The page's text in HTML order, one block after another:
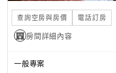
單
管
理
查詢空房與房價 電話訂房
房間詳細內容
一般專案